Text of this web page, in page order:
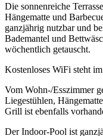
Die sonnenreiche
Hängematte und
ganzjährig nutzbar und
Bademantel und
wöchentlich getauscht.
Kostenloses WiFi steht
Vom Wohn-/Esszimmer
Liegestühlen,
Grill ist ebenfalls
Der Indoor-Pool ist